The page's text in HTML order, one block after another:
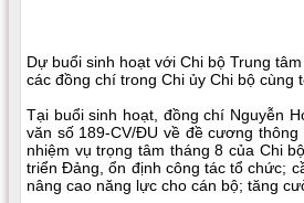
Dự buổi sinh hoạt với Chi bộ Trung
các đồng chí trong Chi ủy Chi bộ cùng
Tại buổi sinh hoạt, đồng chí Nguyễn
văn số 189-CV/ĐU về đề cương
nhiệm vụ trọng tâm tháng 8 của Chi
triển Đảng, ổn định công tác tổ chức;
nâng cao năng lực cho cán bộ; tăng